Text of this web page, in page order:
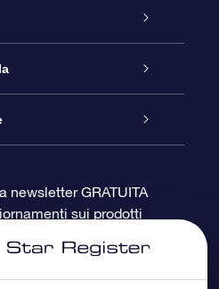
newsletter GRATUITA
sui prodotti